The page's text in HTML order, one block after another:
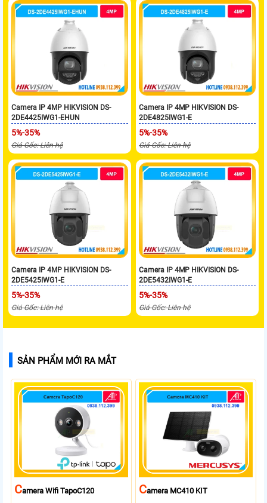
Camera IP 4MP HIKVISION DS-
2DE4425IWG1-EHUN
5%-35%
Giá Gốc: Liên hệ
Camera IP 4MP HIKVISION DS-
2DE4825IWG1-E
5%-35%
Giá Gốc: Liên hệ
Camera IP 4MP HIKVISION DS-
2DE5425IWG1-E
5%-35%
Giá Gốc: Liên hệ
Camera IP 4MP HIKVISION DS-
2DE5432IWG1-E
5%-35%
Giá Gốc: Liên hệ
SẢN PHẨM MỚI RA MẮT
CAmera Wifi TapoC120 CAmera MC410 KIT